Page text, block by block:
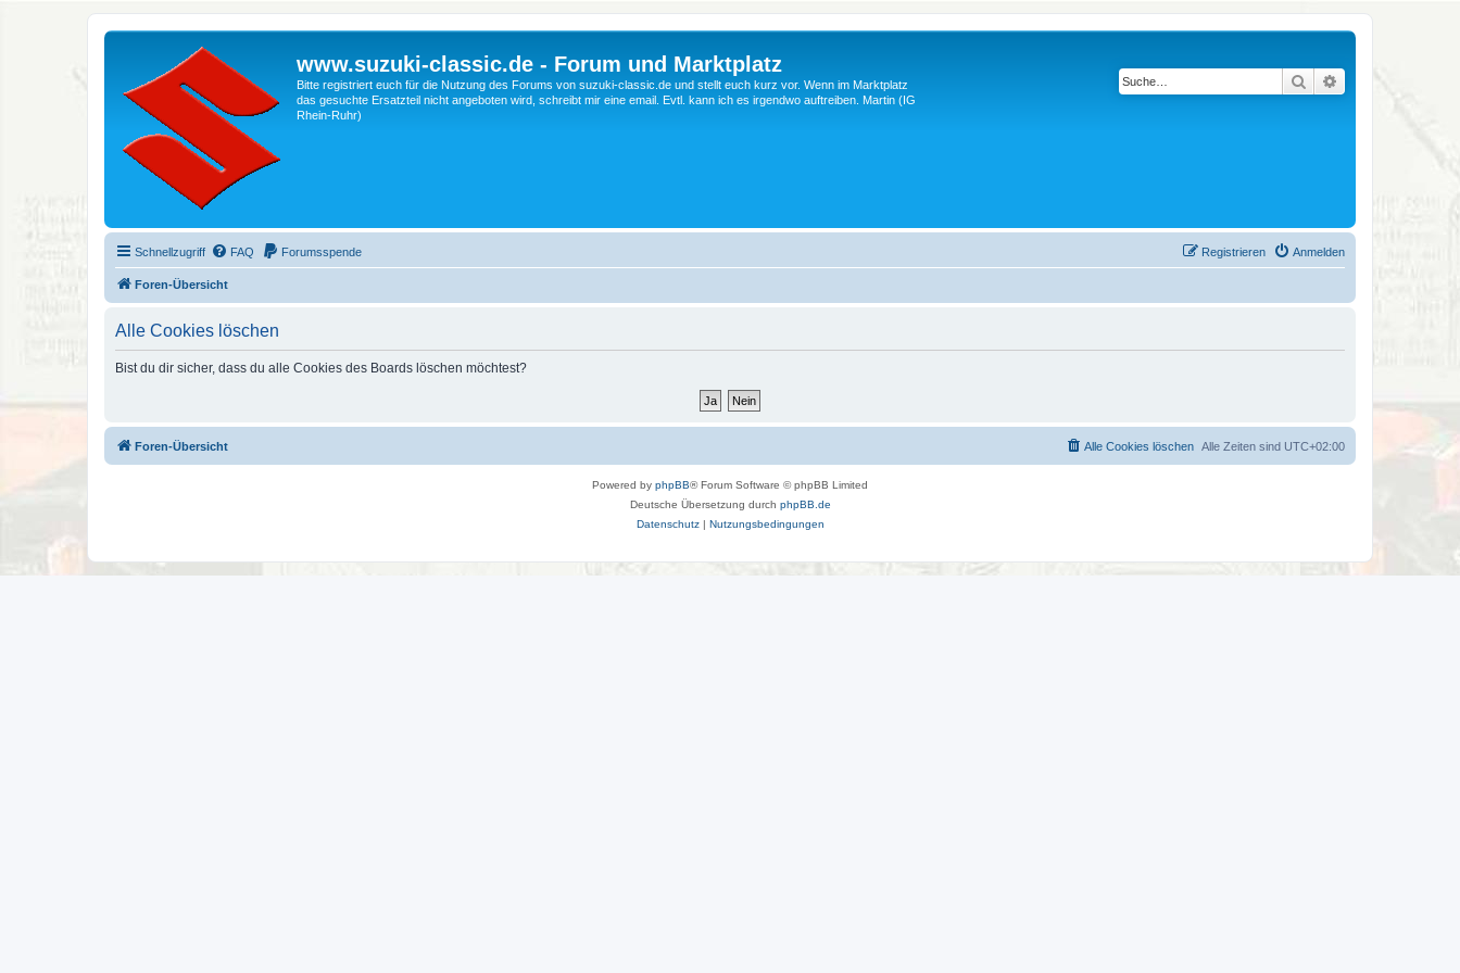
www.suzuki-classic.de - Forum und Marktplatz
Bitte registriert euch für die Nutzung des Forums von suzuki-classic.de und stellt euch kurz vor. Wenn im Marktplatz
das gesuchte Ersatzteil nicht angeboten wird, schreibt mir eine email. Evtl. kann ich es irgendwo auftreiben. Martin (IG
Rhein-Ruhr)
Suche Erweiterte Suche
Schnellzugriff FAQ Forumsspende Anmelden
Registrieren
Foren-Übersicht
Alle Cookies löschen
Bist du dir sicher, dass du alle Cookies des Boards löschen möchtest?
Foren-Übersicht Alle Zeiten sind UTC+02:00
Alle Cookies löschen
Powered by phpBB® Forum Software © phpBB Limited
Deutsche Übersetzung durch phpBB.de
Datenschutz| Nutzungsbedingungen